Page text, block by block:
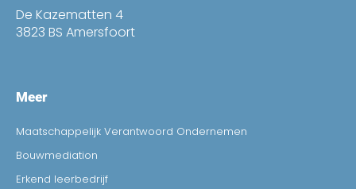
De Kazematten 4
3823 BS Amersfoort
Meer
Maatschappelijk Verantwoord Ondernemen
Bouwmediation
Erkend leerbedrijf